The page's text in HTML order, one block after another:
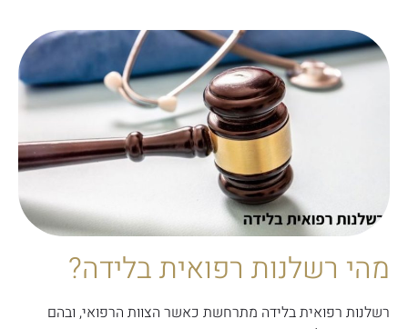
מהי רשלנות רפואית בלידה?
רשלנות רפואית בלידה מתרחשת כאשר הצוות הרפואי, ובהם